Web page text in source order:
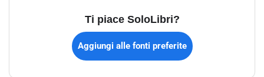
Ti piace SoloLibri?
Aggiungi alle fonti preferite